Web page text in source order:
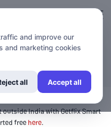
问Voot
outside India with Getflix Smart
free here.
and improve our
and marketing cookies
all Accept all